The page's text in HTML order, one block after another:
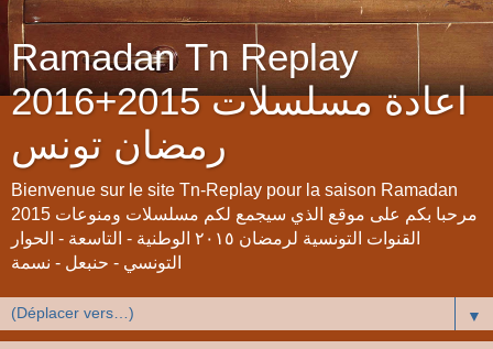
Ramadan Tn Replay
2016+2015 اعادة مسلسلات
رمضان تونس
Bienvenue sur le site Tn-Replay pour la saison Ramadan
2015 مرحبا بكم على موقع الذي سيجمع لكم مسلسلات ومنوعات
القنوات التونسية لرمضان ٢٠١٥ الوطنية - التاسعة - الحوار
التونسي - حنبعل - نسمة
▼